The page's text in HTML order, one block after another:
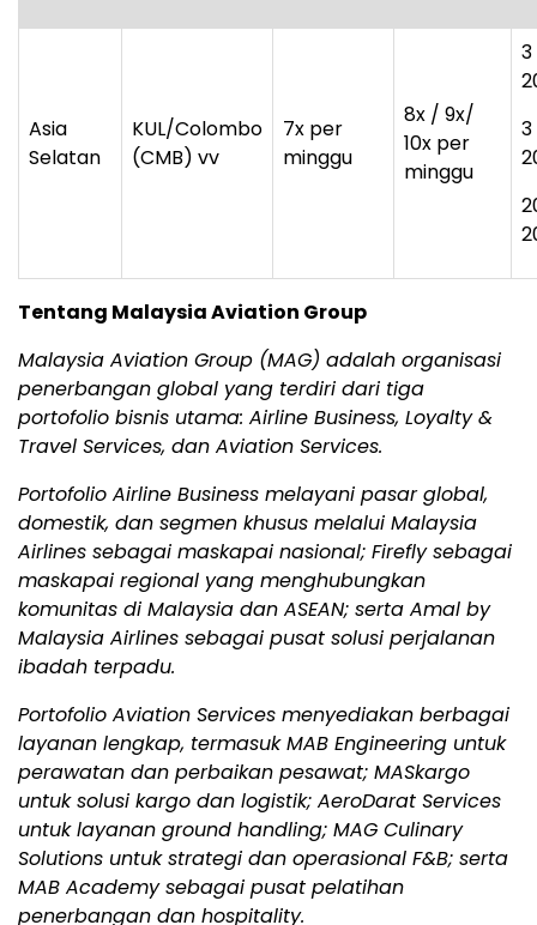
Asia
Selatan
KUL/Colombo
(CMB) vv
7x per
minggu
8x / 9x/
10x per
minggu
3
Tentang Malaysia Aviation Group
Malaysia Aviation Group (MAG) adalah organisasi
penerbangan global yang terdiri dari tiga
portofolio bisnis utama: Airline Business, Loyalty &
Travel Services, dan Aviation Services.
Portofolio Airline Business melayani pasar global,
domestik, dan segmen khusus melalui Malaysia
Airlines sebagai maskapai nasional; Firefly sebagai
maskapai regional yang menghubungkan
komunitas di Malaysia dan ASEAN; serta Amal by
Malaysia Airlines sebagai pusat solusi perjalanan
ibadah terpadu.
Portofolio Aviation Services menyediakan berbagai
layanan lengkap, termasuk MAB Engineering untuk
perawatan dan perbaikan pesawat; MASkargo
untuk solusi kargo dan logistik; AeroDarat Services
untuk layanan ground handling; MAG Culinary
Solutions untuk strategi dan operasional F&B; serta
MAB Academy sebagai pusat pelatihan
penerbangan dan hospitality.